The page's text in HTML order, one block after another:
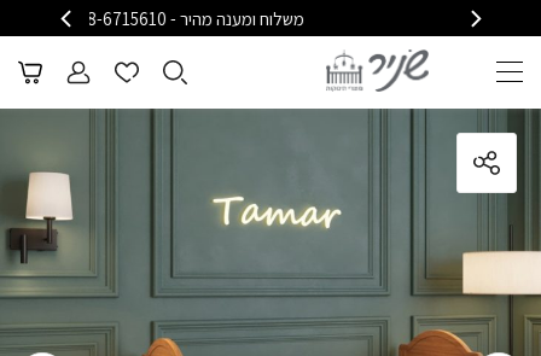
משלוח ומענה מהיר - 08-6715610